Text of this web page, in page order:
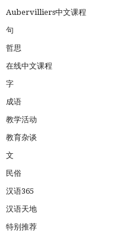
Aubervilliers中文课程
句
哲思
在线中文课程
字
成语
教学活动
教育杂谈
文
民俗
汉语365
汉语天地
特别推荐